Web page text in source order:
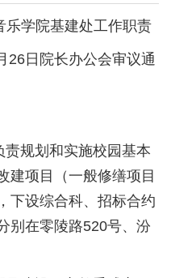
处工作职责
办公会审议通
规划和实施校园基本
建项目（一般修缮项目
下设综合科、招标合约
别在零陵路520号、汾